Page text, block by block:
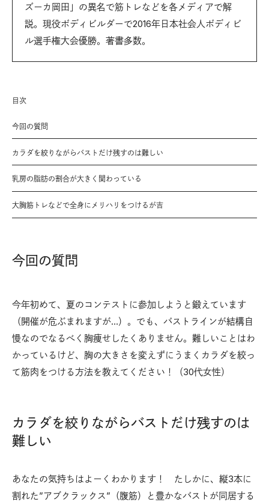
ズーカ岡田」の異名で筋トレなどを各メディアで解
説。現役ボディビルダーで2016年日本社会人ボディビ
ル選手権大会優勝。著書多数。
目次
今回の質問
カラダを絞りながらバストだけ残すのは難しい
乳房の脂肪の割合が大きく関わっている
大胸筋トレなどで全身にメリハリをつけるが吉
今回の質問
今年初めて、夏のコンテストに参加しようと鍛えています
（開催が危ぶまれますが…）。でも、バストラインが結構自
慢なのでなるべく胸痩せしたくありません。難しいことはわ
かっているけど、胸の大きさを変えずにうまくカラダを絞っ
て筋肉をつける方法を教えてください！（30代女性）
カラダを絞りながらバストだけ残すのは
難しい
あなたの気持ちはよーくわかります！ たしかに、縦3本に
割れた”アブクラックス”（腹筋）と豊かなバストが同居する